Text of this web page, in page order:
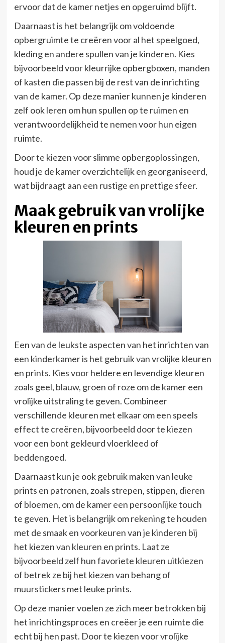
ervoor dat de kamer netjes en opgeruimd blijft.
Daarnaast is het belangrijk om voldoende
opbergruimte te creëren voor al het speelgoed,
kleding en andere spullen van je kinderen. Kies
bijvoorbeeld voor kleurrijke opbergboxen, manden
of kasten die passen bij de rest van de inrichting
van de kamer. Op deze manier kunnen je kinderen
zelf ook leren om hun spullen op te ruimen en
verantwoordelijkheid te nemen voor hun eigen
ruimte.
Door te kiezen voor slimme opbergoplossingen,
houd je de kamer overzichtelijk en georganiseerd,
wat bijdraagt aan een rustige en prettige sfeer.
Maak gebruik van vrolijke
kleuren en prints
Een van de leukste aspecten van het inrichten van
een kinderkamer is het gebruik van vrolijke kleuren
en prints. Kies voor heldere en levendige kleuren
zoals geel, blauw, groen of roze om de kamer een
vrolijke uitstraling te geven. Combineer
verschillende kleuren met elkaar om een speels
effect te creëren, bijvoorbeeld door te kiezen
voor een bont gekleurd vloerkleed of
beddengoed.
Daarnaast kun je ook gebruik maken van leuke
prints en patronen, zoals strepen, stippen, dieren
of bloemen, om de kamer een persoonlijke touch
te geven. Het is belangrijk om rekening te houden
met de smaak en voorkeuren van je kinderen bij
het kiezen van kleuren en prints. Laat ze
bijvoorbeeld zelf hun favoriete kleuren uitkiezen
of betrek ze bij het kiezen van behang of
muurstickers met leuke prints.
Op deze manier voelen ze zich meer betrokken bij
het inrichtingsproces en creëer je een ruimte die
echt bij hen past. Door te kiezen voor vrolijke